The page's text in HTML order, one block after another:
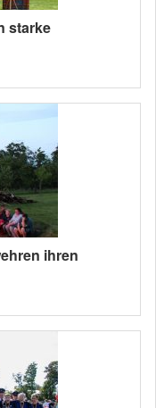
starke
ihren